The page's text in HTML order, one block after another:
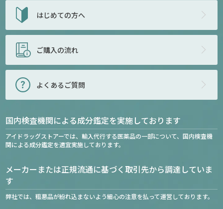
はじめての方へ
ご購入の流れ
よくあるご質問
国内検査機関による成分鑑定を実施しております
アイドラッグストアーでは、輸入代行する医薬品の一部について、国内検査機
関による成分鑑定を適宜実施しております。
メーカーまたは正規流通に基づく取引先から調達していま
す
弊社では、粗悪品が紛れ込まないよう細心の注意を払って運営しております。